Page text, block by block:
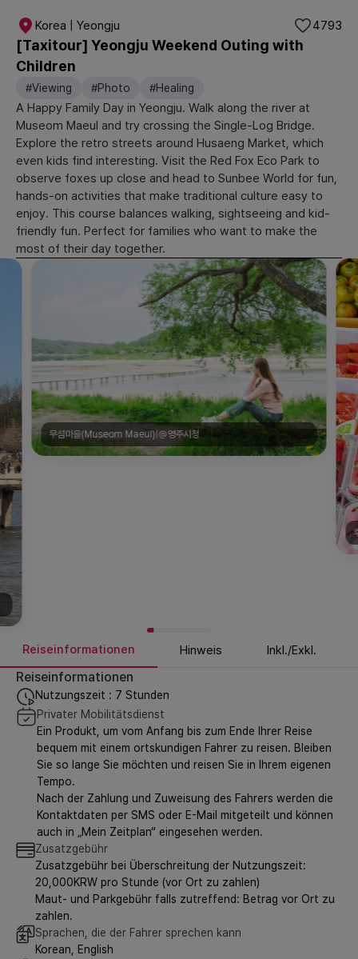
Korea | Yeongju
[Taxitour] Yeongju Weekend Outing with
Children
4793
#Viewing #Photo #Healing
A Happy Family Day in Yeongju. Walk along the river at
Museom Maeul and try crossing the Single-Log Bridge.
Explore the retro streets around Husaeng Market, which
even kids find interesting. Visit the Red Fox Eco Park to
observe foxes up close and head to Sunbee World for fun,
hands-on activities that make traditional culture easy to
enjoy. This course balances walking, sightseeing and kid-
friendly fun. Perfect for families who want to make the
most of their day together.
무섬마을(Museom Maeul)|@영주시청
Reiseinformationen Hinweis Inkl./Exkl.
Reiseinformationen
Nutzungszeit : 7 Stunden
Privater Mobilitätsdienst
Ein Produkt, um vom Anfang bis zum Ende Ihrer Reise
bequem mit einem ortskundigen Fahrer zu reisen. Bleiben
Sie so lange Sie möchten und reisen Sie in Ihrem eigenen
Tempo.
Nach der Zahlung und Zuweisung des Fahrers werden die
Kontaktdaten per SMS oder E-Mail mitgeteilt und können
auch in „Mein Zeitplan“ eingesehen werden.
Zusatzgebühr
Zusatzgebühr bei Überschreitung der Nutzungszeit:
20,000KRW pro Stunde (vor Ort zu zahlen)
Maut- und Parkgebühr falls zutreffend: Betrag vor Ort zu
zahlen.
Sprachen, die der Fahrer sprechen kann
Korean, English